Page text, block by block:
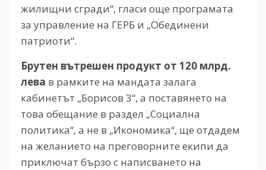
жилищни сгради“, гласи още програмата
за управление на ГЕРБ и „Обединени
патриоти“.
Брутен вътрешен продукт от 120 млрд.
лева в рамките на мандата залага
кабинетът „Борисов 3“, а поставянето на
това обещание в раздел „Социална
политика“, а не в „Икономика“, ще отдадем
на желанието на преговорните екипи да
приключат бързо с написването на